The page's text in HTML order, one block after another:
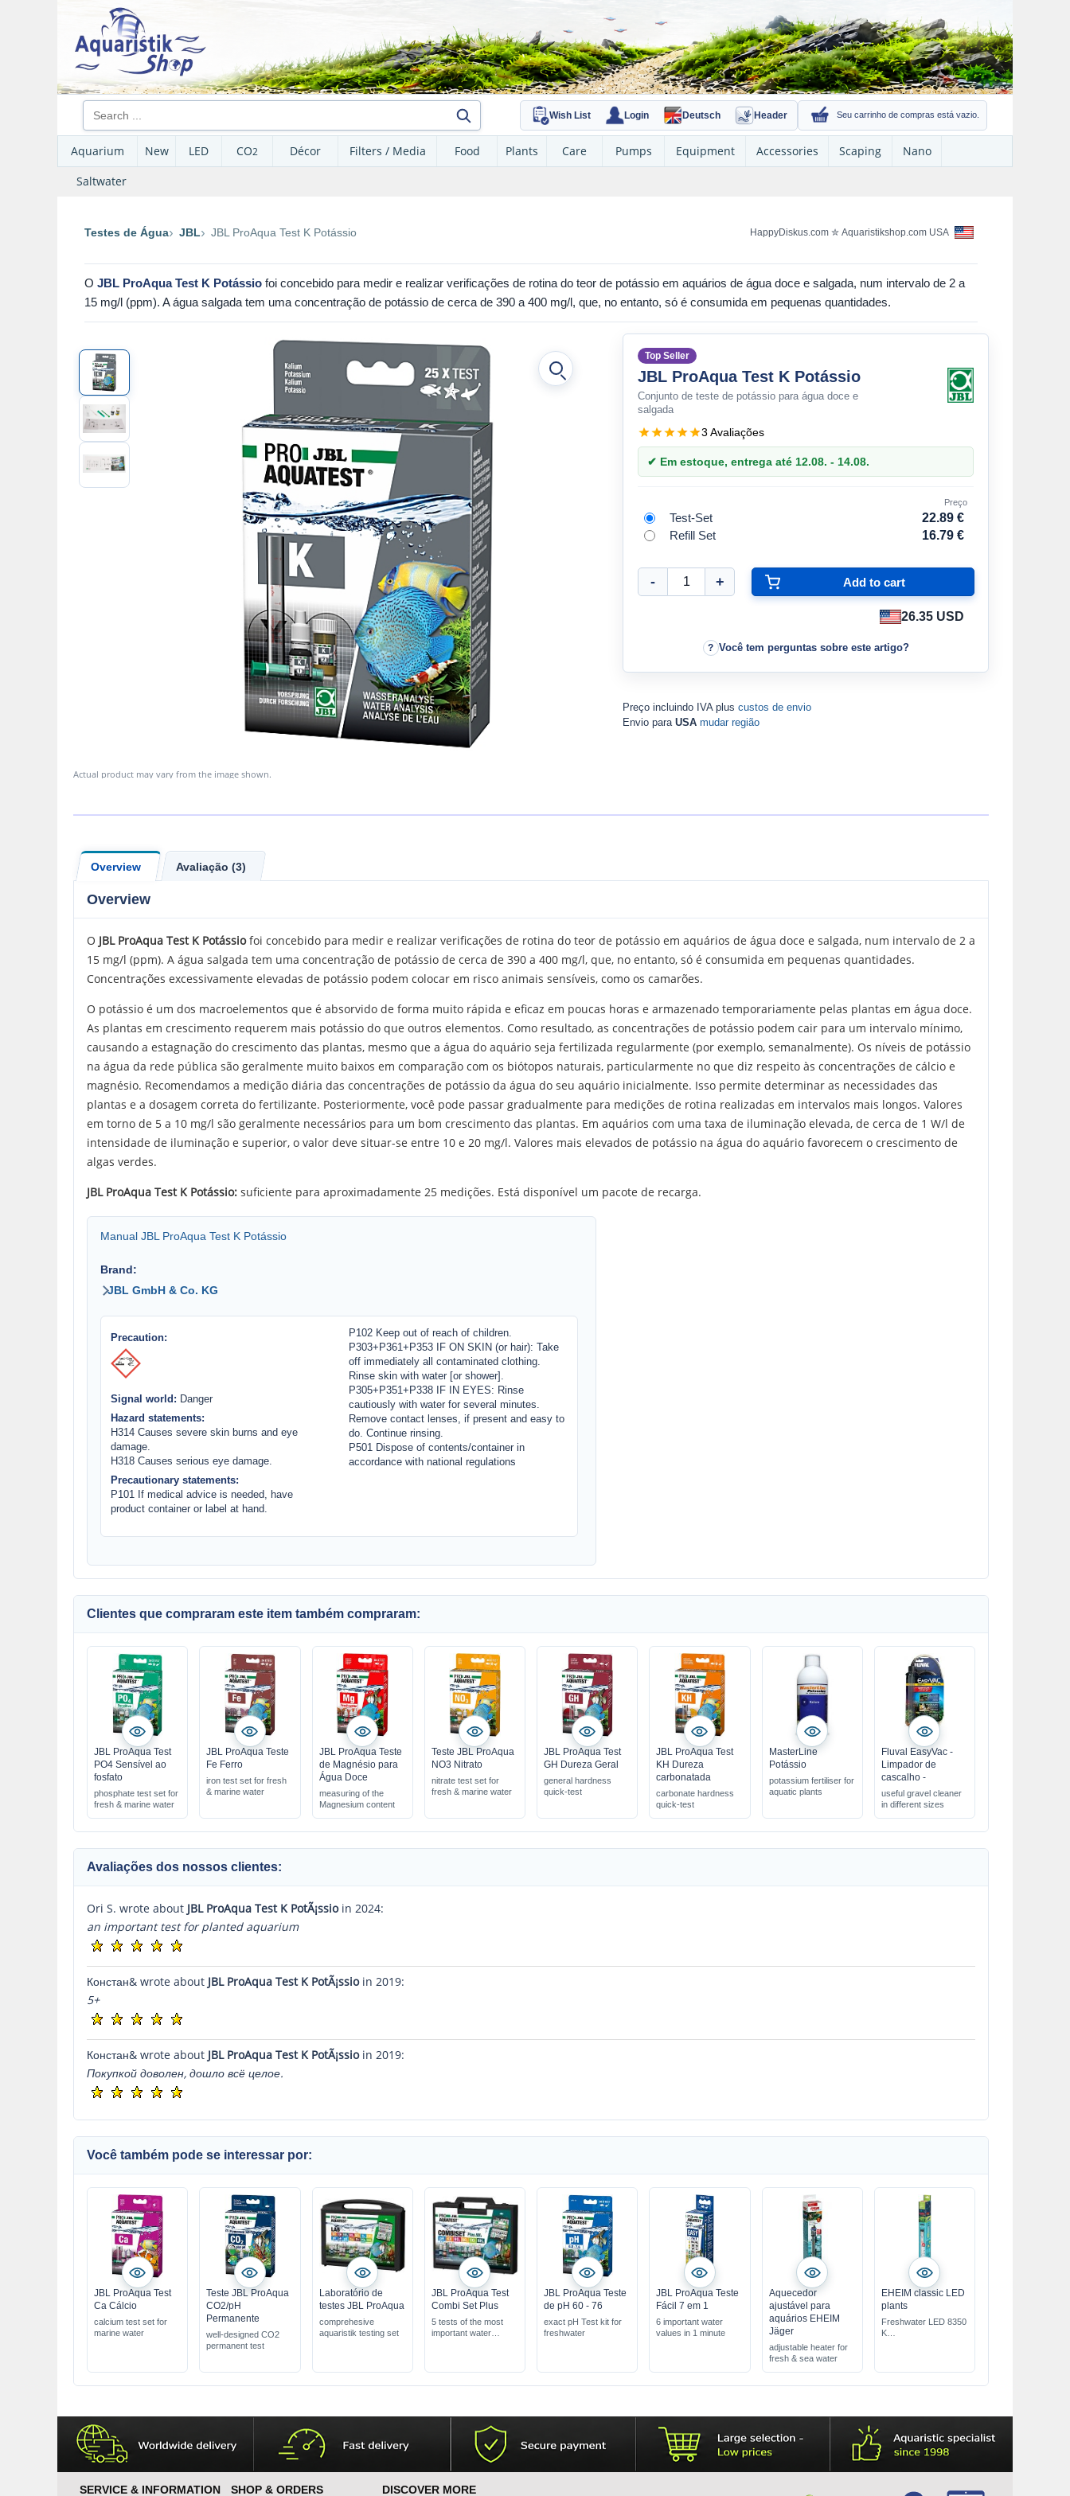
Wish List Login Deutsch Header Seu carrinho de compras está vazio.
Aquarium New LED CO2 Décor Filters / Media Food Plants Care Pumps Equipment Accessories Scaping
Nano
Saltwater
Testes de Água JBL JBL ProAqua Test K Potássio HappyDiskus.com ✮ Aquaristikshop.com USA
O JBL ProAqua Test K Potássio foi concebido para medir e realizar verificações de rotina do teor de potássio em aquários de água doce e salgada, num intervalo de 2 a
15 mg/l (ppm). A água salgada tem uma concentração de potássio de cerca de 390 a 400 mg/l, que, no entanto, só é consumida em pequenas quantidades.
Actual product may vary from the image shown.
Top Seller
JBL ProAqua Test K Potássio
Conjunto de teste de potássio para água doce e
salgada
3 Avaliações
✔ Em estoque, entrega até 12.08. - 14.08.
Preço
Test-Set
22.89 €
Refill Set
16.79 €
26.35 USD
Você tem perguntas sobre este artigo?
Preço incluindo IVA plus custos de envio
Envio para USA mudar região
Overview Avaliação (3)
Overview
O JBL ProAqua Test KPotássiofoi concebido para medir e realizar verificações de rotina do teor de potássio em aquários de água doce e salgada, num intervalo de 2 a
15 mg/l (ppm). A água salgada tem uma concentração de potássio de cerca de 390 a 400 mg/l, que, no entanto, só é consumida em pequenas quantidades.
Concentrações excessivamente elevadas de potássio podem colocar em risco animais sensíveis, como os camarões.
O potássio é um dos macroelementos que é absorvido de forma muito rápida e eficaz em poucas horas e armazenado temporariamente pelas plantas em água doce.
As plantas em crescimento requerem mais potássio do que outros elementos. Como resultado, as concentrações de potássio podem cair para um intervalo mínimo,
causando a estagnação do crescimento das plantas, mesmo que a água do aquário seja fertilizada regularmente (por exemplo, semanalmente). Os níveis de potássio
na água da rede pública são geralmente muito baixos em comparação com os biótopos naturais, particularmente no que diz respeito às concentrações de cálcio e
magnésio. Recomendamos a medição diária das concentrações de potássio da água do seu aquário inicialmente. Isso permite determinar as necessidades das
plantas e a dosagem correta do fertilizante. Posteriormente, você pode passar gradualmente para medições de rotina realizadas em intervalos mais longos. Valores
em torno de 5 a 10 mg/l são geralmente necessários para um bom crescimento das plantas. Em aquários com uma taxa de iluminação elevada, de cerca de 1 W/l de
intensidade de iluminação e superior, o valor deve situar-se entre 10 e 20 mg/l. Valores mais elevados de potássio na água do aquário favorecem o crescimento de
algas verdes.
JBL ProAqua Test K Potássio: suficiente para aproximadamente 25 medições. Está disponível um pacote de recarga.
Manual JBL ProAqua Test K Potássio
Brand:
JBL GmbH & Co. KG
Precaution:
Signal world: Danger
Hazard statements:
H314 Causes severe skin burns and eye
damage.
H318 Causes serious eye damage.
Precautionary statements:
P101 If medical advice is needed, have
product container or label at hand.
P102 Keep out of reach of children.
P303+P361+P353 IF ON SKIN (or hair): Take
off immediately all contaminated clothing.
Rinse skin with water [or shower].
P305+P351+P338 IF IN EYES: Rinse
cautiously with water for several minutes.
Remove contact lenses, if present and easy to
do. Continue rinsing.
P501 Dispose of contents/container in
accordance with national regulations
Clientes que compraram este item também compraram:
JBL ProAqua Test
PO4 Sensível ao
fosfato
phosphate test set for
fresh & marine water
JBL ProAqua Teste
Fe Ferro
iron test set for fresh
& marine water
JBL ProAqua Teste
de Magnésio para
Água Doce
measuring of the
Magnesium content
Teste JBL ProAqua
NO3 Nitrato
nitrate test set for
fresh & marine water
JBL ProAqua Test
GH Dureza Geral
general hardness
quick-test
JBL ProAqua Test
KH Dureza
carbonatada
carbonate hardness
quick-test
MasterLine
Potássio
potassium fertiliser for
aquatic plants
Fluval EasyVac -
Limpador de
cascalho -
useful gravel cleaner
in different sizes
Avaliações dos nossos clientes:
Ori S. wrote about JBL ProAqua Test K PotÃ¡ssioin 2024:
an important test for planted aquarium
Констан& wrote about JBL ProAqua Test K PotÃ¡ssioin 2019:
5+
Констан& wrote about JBL ProAqua Test K PotÃ¡ssioin 2019:
Покупкой доволен, дошло всё целое.
Você também pode se interessar por:
JBL ProAqua Test
Ca Cálcio
calcium test set for
marine water
Teste JBL ProAqua
CO2/pH
Permanente
well-designed CO2
permanent test
Laboratório de
testes JBL ProAqua
comprehesive
aquaristik testing set
JBL ProAqua Test
Combi Set Plus
5 tests of the most
important water
JBL ProAqua Teste
de pH 60 - 76
exact pH Test kit for
freshwater
JBL ProAqua Teste
Fácil 7 em 1
6 important water
values in 1 minute
Aquecedor
ajustável para
aquários EHEIM
Jäger
adjustable heater for
fresh & sea water
EHEIM classic LED
plants
Freshwater LED 8350
K
SERVICE & INFORMATION SHOP & ORDERS DISCOVER MORE